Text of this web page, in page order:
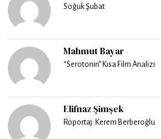
Soğuk Şubat
Mahmut Bayar
“Serotonin” Kısa Film Analizi
Elifnaz Şimşek
Röportaj: Kerem Berberoğlu